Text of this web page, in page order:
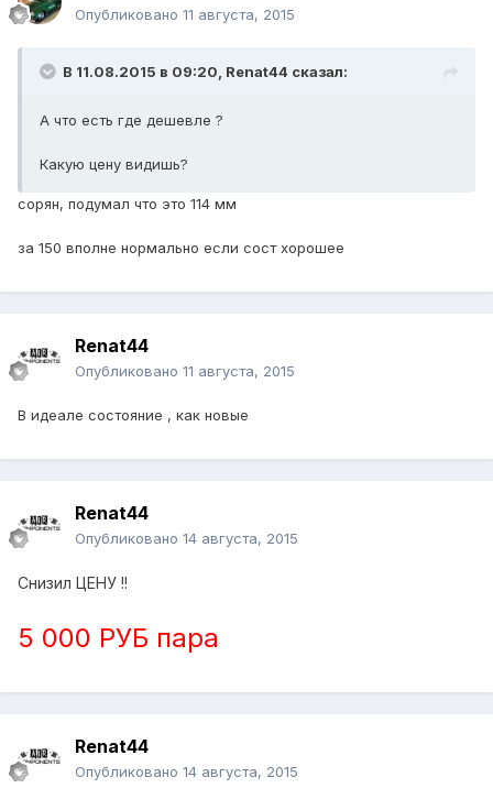
Опубликовано 11 августа, 2015
В 11.08.2015 в 09:20, Renat44 сказал:
А что есть где дешевле ?
Какую цену видишь?
сорян, подумал что это 114 мм
за 150 вполне нормально если сост хорошее
Renat44
Опубликовано 11 августа, 2015
В идеале состояние , как новые
Renat44
Опубликовано 14 августа, 2015
Снизил ЦЕНУ !!
5 000 РУБ пара
Renat44
Опубликовано 14 августа, 2015